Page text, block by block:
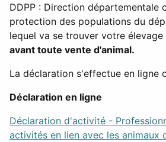
DDPP : Direction départementale
protection des populations du
lequel va se trouver votre élevage
avant toute vente d'animal.
La déclaration s'effectue en ligne
Déclaration en ligne
Déclaration d'activité -
activités en lien avec les animaux